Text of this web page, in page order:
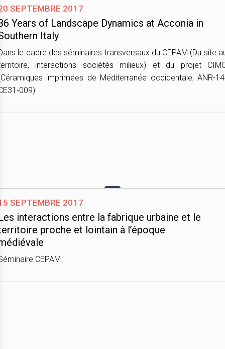
septembre 2017
Years of Landscape Dynamics at Acconia in
Italy
le cadre des séminaires transversaux du CEPAM (Du site
interactions sociétés milieux) et du projet
imprimées de Méditerranée occidentale, ANR-
septembre 2017
interactions entre la fabrique urbaine et le
proche et lointain à l’époque
CEPAM